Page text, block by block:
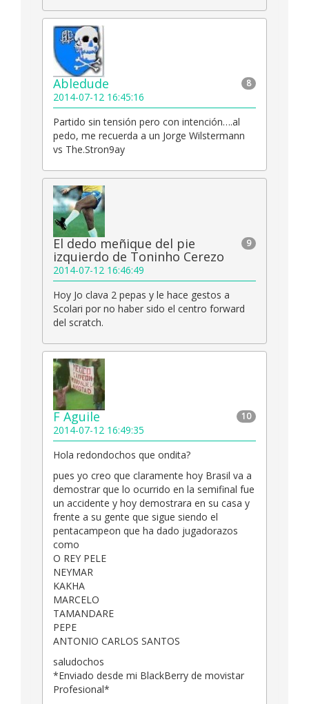
8
Abledude
2014-07-12 16:45:16
Partido sin tensión pero con intención….al
pedo, me recuerda a un Jorge Wilstermann
vs The.Stron9ay
9
El dedo meñique del pie
izquierdo de Toninho Cerezo
2014-07-12 16:46:49
Hoy Jo clava 2 pepas y le hace gestos a
Scolari por no haber sido el centro forward
del scratch.
10
F Aguile
2014-07-12 16:49:35
Hola redondochos que ondita?
pues yo creo que claramente hoy Brasil va a
demostrar que lo ocurrido en la semifinal fue
un accidente y hoy demostrara en su casa y
frente a su gente que sigue siendo el
pentacampeon que ha dado jugadorazos
como
O REY PELE
NEYMAR
KAKHA
MARCELO
TAMANDARE
PEPE
ANTONIO CARLOS SANTOS
saludochos
*Enviado desde mi BlackBerry de movistar
Profesional*